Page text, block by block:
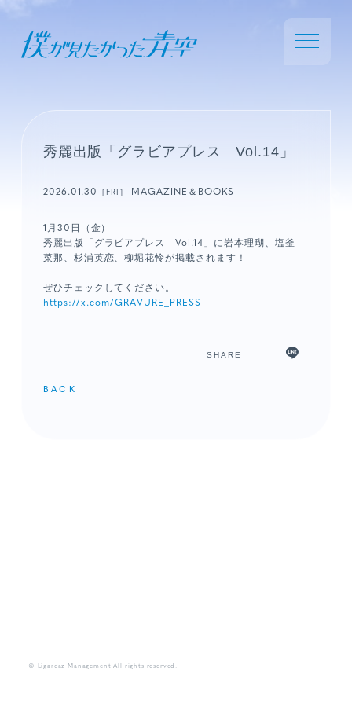
秀麗出版「グラビアプレス Vol.14」
2026.01.30 ［FRI］ MAGAZINE＆BOOKS
1月30日（金）
秀麗出版「グラビアプレス Vol.14」に岩本理瑚、塩釜
菜那、杉浦英恋、柳堀花怜が掲載されます！
ぜひチェックしてください。
https://x.com/GRAVURE_PRESS
SHARE
BACK
© Ligareaz Management All rights reserved.